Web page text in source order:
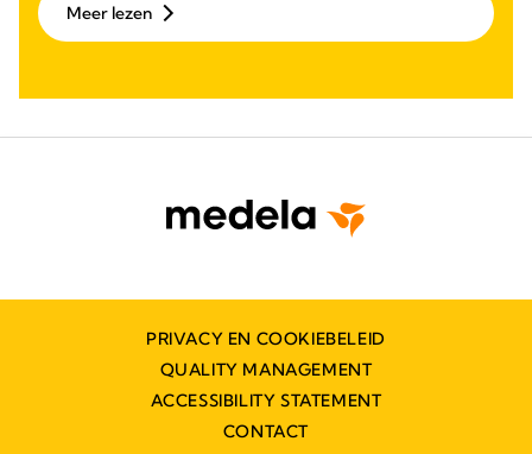
Meer lezen
PRIVACY EN COOKIEBELEID
QUALITY MANAGEMENT
ACCESSIBILITY STATEMENT
CONTACT